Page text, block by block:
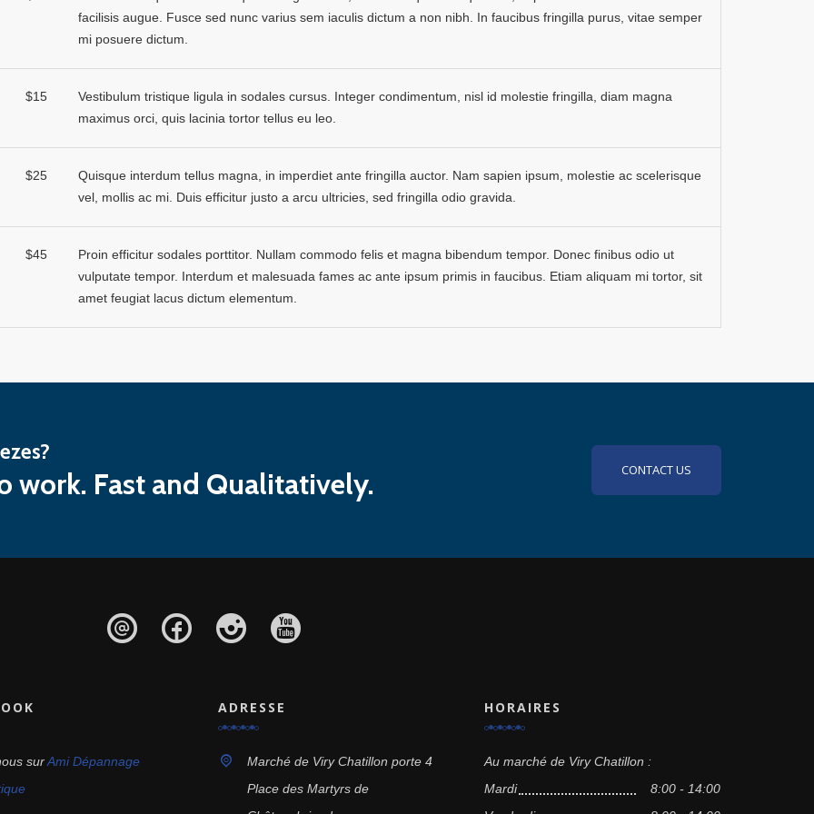
facilisis augue. Fusce sed nunc varius sem iaculis dictum a non nibh. In faucibus fringilla purus, vitae semper
mi posuere dictum.
$15
Vestibulum tristique ligula in sodales cursus. Integer condimentum, nisl id molestie fringilla, diam magna
maximus orci, quis lacinia tortor tellus eu leo.
$25
Quisque interdum tellus magna, in imperdiet ante fringilla auctor. Nam sapien ipsum, molestie ac scelerisque
vel, mollis ac mi. Duis efficitur justo a arcu ultricies, sed fringilla odio gravida.
$45
Proin efficitur sodales porttitor. Nullam commodo felis et magna bibendum tempor. Donec finibus odio ut
vulputate tempor. Interdum et malesuada fames ac ante ipsum primis in faucibus. Etiam aliquam mi tortor, sit
amet feugiat lacus dictum elementum.
work. Fast and Qualitatively. CONTACT US
surAmi Dépannage
ADRESSE
Marché de Viry Chatillon porte 4
Place des Martyrs de
HORAIRES
Au marché de Viry Chatillon :
Mardi
8:00 - 14:00